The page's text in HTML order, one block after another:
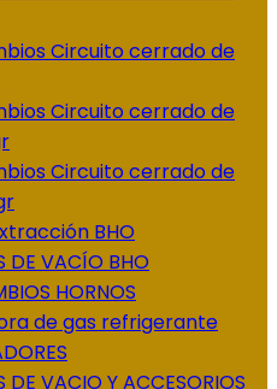
Circuito cerrado de
Circuito cerrado de
Circuito cerrado de
BHO
DE VACÍO BHO
HORNOS
de gas refrigerante
DE VACIO Y ACCESORIOS